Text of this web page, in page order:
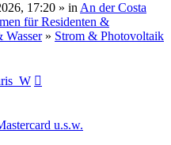
17:20 » in An der Costa
für Residenten &
Wasser» Strom & Photovoltaik
u.s.w.